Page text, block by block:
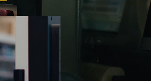
Rückfragen klären wir gerne -